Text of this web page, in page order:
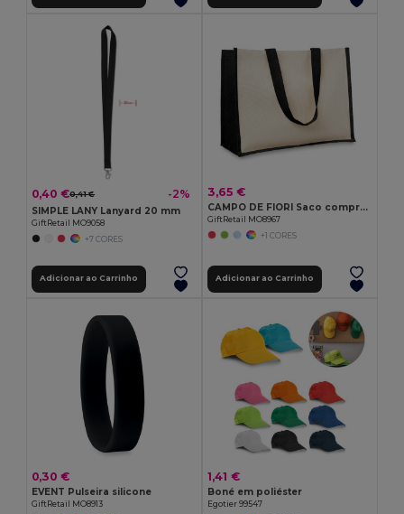
0,40 €0,41 € -2%
SIMPLE LANY Lanyard 20 mm
GiftRetail MO9058
+7 CORES
Adicionar ao Carrinho
3,65 €
CAMPO DE FIORI Saco compras de tela e juta
GiftRetail MO8967
+1 CORES
Adicionar ao Carrinho
0,30 €
EVENT Pulseira silicone
GiftRetail MO8913
1,41 €
Boné em poliéster
Egotier 99547